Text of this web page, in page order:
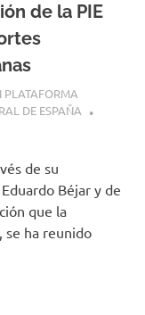
de la PIE
DE ESPAÑA
de su
Béjar y de
que la
se ha reunido